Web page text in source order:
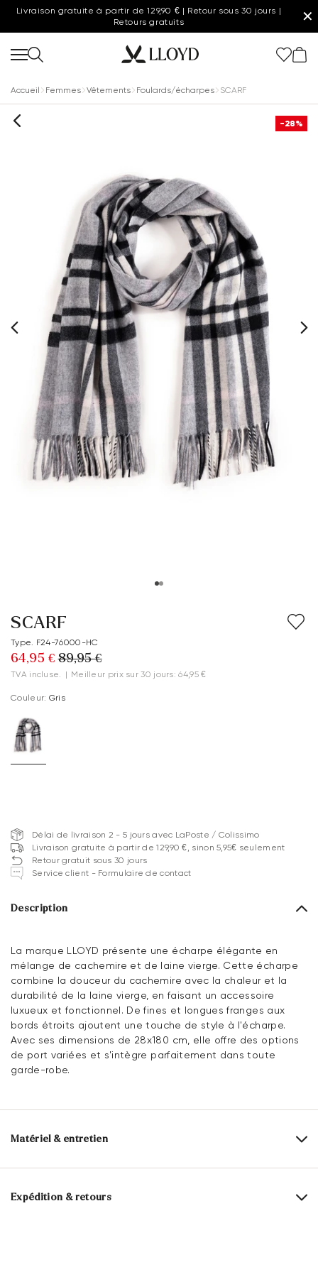
Livraison gratuite à partir de 129,90 € | Retour sous 30 jours |
Retours gratuits
✕
Accueil Femmes Vêtements Foulards/écharpes SCARF
-28%
SCARF
Type. F24-76000-HC
64,95 € 89,95 €
TVA incluse. | Meilleur prix sur 30 jours: 64,95 €
Couleur: Gris
Délai de livraison 2 - 5 jours avec LaPoste / Colissimo
Livraison gratuite à partir de 129,90 €, sinon 5,95€ seulement
Retour gratuit sous 30 jours
Service client - Formulaire de contact
Description
La marque LLOYD présente une écharpe élégante en
mélange de cachemire et de laine vierge. Cette écharpe
combine la douceur du cachemire avec la chaleur et la
durabilité de la laine vierge, en faisant un accessoire
luxueux et fonctionnel. De fines et longues franges aux
bords étroits ajoutent une touche de style à l'écharpe.
Avec ses dimensions de 28x180 cm, elle offre des options
de port variées et s'intègre parfaitement dans toute
garde-robe.
Matériel & entretien
Dessus: Textile
Composition du matériau:
Expédition & retours